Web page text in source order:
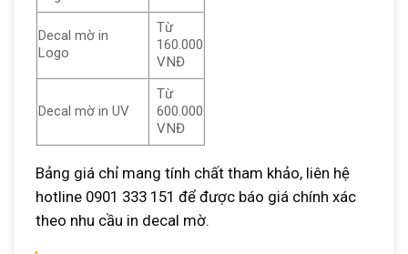
Decal mờ in
Logo
Từ
160.000
VNĐ
Decal mờ in UV
Từ
600.000
VNĐ
Bảng giá chỉ mang tính chất tham khảo, liên hệ
hotline 0901 333 151 để được báo giá chính xác
theo nhu cầu in decal mờ.